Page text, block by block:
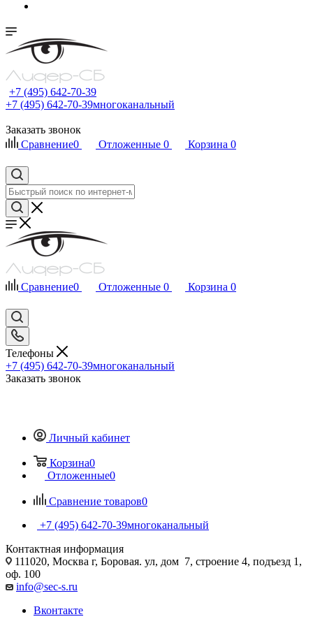
+7 (495) 642-70-39
+7 (495) 642-70-39многоканальный
Заказать звонок
Сравнение0 Отложенные 0 Корзина 0
Сравнение0 Отложенные 0 Корзина 0
Телефоны
+7 (495) 642-70-39многоканальный
Заказать звонок
Личный кабинет
Корзина0
Отложенные0
Сравнение товаров0
+7 (495) 642-70-39многоканальный
Контактная информация
111020, Москва г, Боровая. ул, дом 7, строение 4, подъезд 1,
оф. 100
info@sec-s.ru
Вконтакте